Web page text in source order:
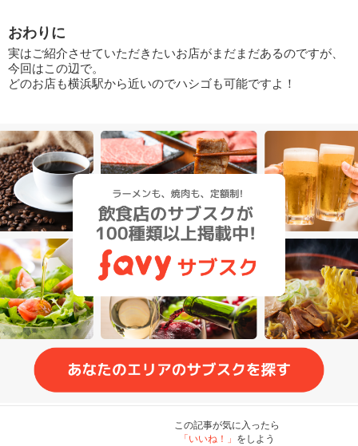
おわりに
実はご紹介させていただきたいお店がまだまだあるのですが、
今回はこの辺で。
どのお店も横浜駅から近いのでハシゴも可能ですよ！
この記事が気に入ったら
「いいね！」 をしよう